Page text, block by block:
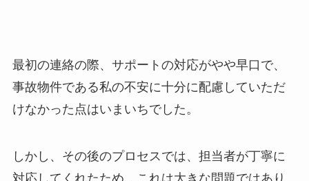
最初の連絡の際、サポートの対応がやや早口で、
事故物件である私の不安に十分に配慮していただ
けなかった点はいまいちでした。
しかし、その後のプロセスでは、担当者が丁寧に